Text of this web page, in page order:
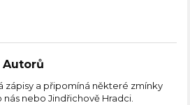
Autorů
zápisy a připomíná některé zmínky
nás nebo Jindřichově Hradci.